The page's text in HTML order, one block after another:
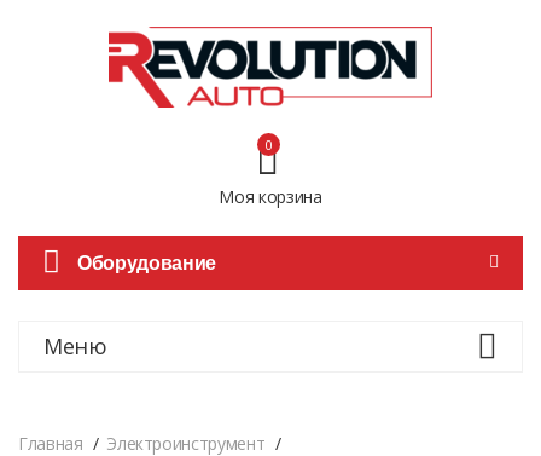
Моя корзина
0
Оборудование
Меню
Главная
Электроинструмент